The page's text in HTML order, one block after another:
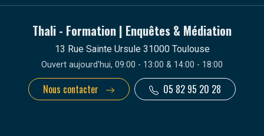
Thali - Formation | Enquêtes & Médiation
13 Rue Sainte Ursule 31000 Toulouse
Ouvert aujourd'hui, 09:00 - 13:00 & 14:00 - 18:00
Nous contacter 05 82 95 20 28